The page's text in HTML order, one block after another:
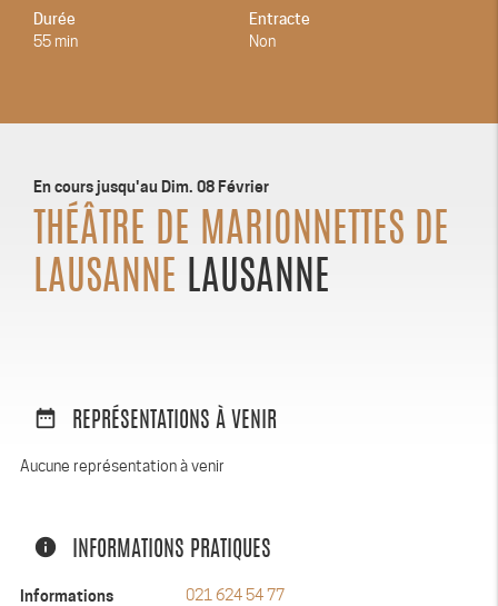
Durée
55 min
Entracte
Non
En cours jusqu'au Dim. 08 Février
THÉÂTRE DE MARIONNETTES DE
LAUSANNE LAUSANNE
date_range REPRÉSENTATIONS À VENIR
Aucune représentation à venir
info INFORMATIONS PRATIQUES
Informations 021 624 54 77